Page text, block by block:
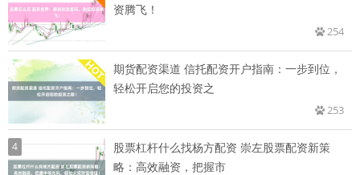
资腾飞！
254
期货配资渠道 信托配资开户指南：一步到位，
轻松开启您的投资之
253
4
股票杠杆什么找杨方配资 崇左股票配资新策
略：高效融资，把握市